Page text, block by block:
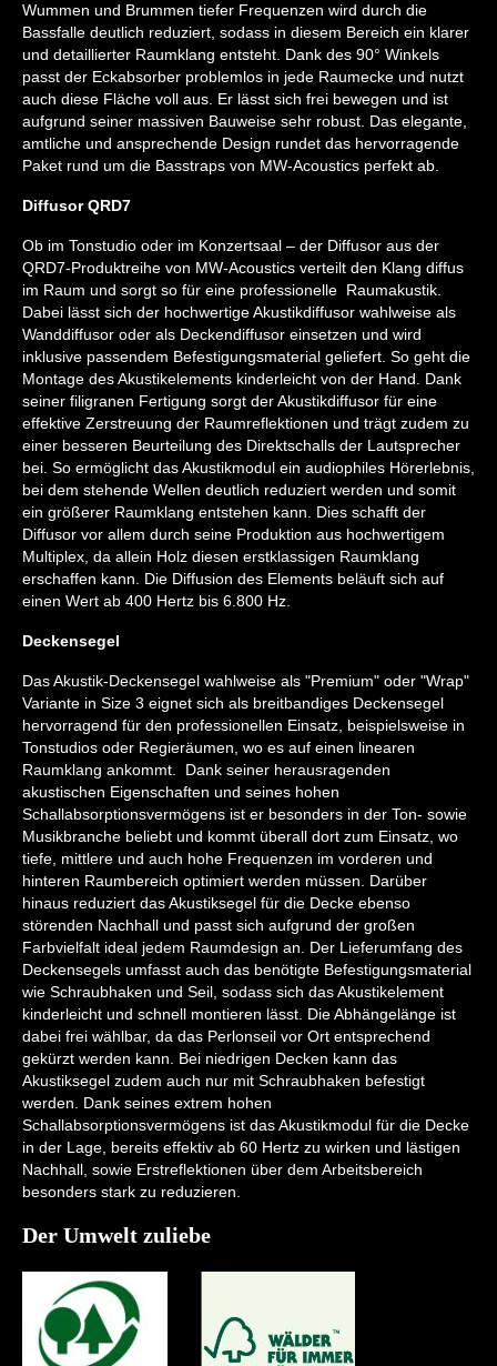
Wummen und Brummen tiefer Frequenzen wird durch die
Bassfalle deutlich reduziert, sodass in diesem Bereich ein klarer
und detaillierter Raumklang entsteht. Dank des 90° Winkels
passt der Eckabsorber problemlos in jede Raumecke und nutzt
auch diese Fläche voll aus. Er lässt sich frei bewegen und ist
aufgrund seiner massiven Bauweise sehr robust. Das elegante,
amtliche und ansprechende Design rundet das hervorragende
Paket rund um die Basstraps von MW-Acoustics perfekt ab.
Diffusor QRD7
Ob im Tonstudio oder im Konzertsaal – der Diffusor aus der
QRD7-Produktreihe von MW-Acoustics verteilt den Klang diffus
im Raum und sorgt so für eine professionelle Raumakustik.
Dabei lässt sich der hochwertige Akustikdiffusor wahlweise als
Wanddiffusor oder als Deckendiffusor einsetzen und wird
inklusive passendem Befestigungsmaterial geliefert. So geht die
Montage des Akustikelements kinderleicht von der Hand. Dank
seiner filigranen Fertigung sorgt der Akustikdiffusor für eine
effektive Zerstreuung der Raumreflektionen und trägt zudem zu
einer besseren Beurteilung des Direktschalls der Lautsprecher
bei. So ermöglicht das Akustikmodul ein audiophiles Hörerlebnis,
bei dem stehende Wellen deutlich reduziert werden und somit
ein größerer Raumklang entstehen kann. Dies schafft der
Diffusor vor allem durch seine Produktion aus hochwertigem
Multiplex, da allein Holz diesen erstklassigen Raumklang
erschaffen kann. Die Diffusion des Elements beläuft sich auf
einen Wert ab 400 Hertz bis 6.800 Hz.
Deckensegel
Das Akustik-Deckensegel wahlweise als "Premium" oder "Wrap"
Variante in Size 3 eignet sich als breitbandiges Deckensegel
hervorragend für den professionellen Einsatz, beispielsweise in
Tonstudios oder Regieräumen, wo es auf einen linearen
Raumklang ankommt. Dank seiner herausragenden
akustischen Eigenschaften und seines hohen
Schallabsorptionsvermögens ist er besonders in der Ton- sowie
Musikbranche beliebt und kommt überall dort zum Einsatz, wo
tiefe, mittlere und auch hohe Frequenzen im vorderen und
hinteren Raumbereich optimiert werden müssen. Darüber
hinaus reduziert das Akustiksegel für die Decke ebenso
störenden Nachhall und passt sich aufgrund der großen
Farbvielfalt ideal jedem Raumdesign an. Der Lieferumfang des
Deckensegels umfasst auch das benötigte Befestigungsmaterial
wie Schraubhaken und Seil, sodass sich das Akustikelement
kinderleicht und schnell montieren lässt. Die Abhängelänge ist
dabei frei wählbar, da das Perlonseil vor Ort entsprechend
gekürzt werden kann. Bei niedrigen Decken kann das
Akustiksegel zudem auch nur mit Schraubhaken befestigt
werden. Dank seines extrem hohen
Schallabsorptionsvermögens ist das Akustikmodul für die Decke
in der Lage, bereits effektiv ab 60 Hertz zu wirken und lästigen
Nachhall, sowie Erstreflektionen über dem Arbeitsbereich
besonders stark zu reduzieren.
Der Umwelt zuliebe